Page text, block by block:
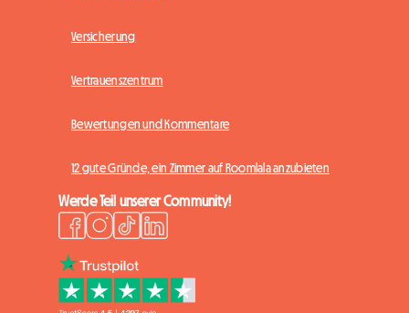
Versicherung
Vertrauenszentrum
Bewertungen und Kommentare
12 gute Gründe, ein Zimmer auf Roomlala anzubieten
Werde Teil unserer Community!